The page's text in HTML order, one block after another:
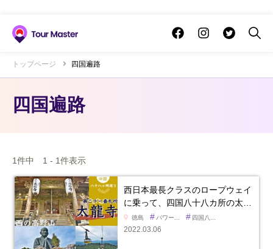
トップページ 四国遍路
四国遍路
1件中 1 - 1件表示
西日本最長クラスのロープウェイ
に乗って、四国八十八カ所の太…
徳島 # パワー... # 四国八...
2022.03.06